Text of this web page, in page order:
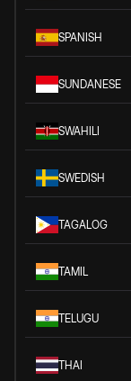
SPANISH
SUNDANESE
SWAHILI
SWEDISH
TAGALOG
TAMIL
TELUGU
THAI